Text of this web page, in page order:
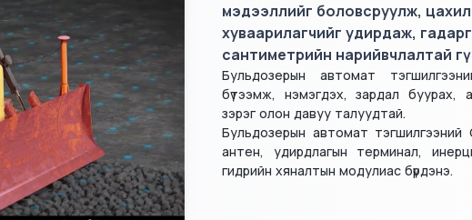
мэдээллийг боловсруулж,
хуваарилагчийг удирдаж,
сантиметрийн нарийвчлалтай
Бульдозерын автомат
бүтээмж, нэмэгдэх, зардал буурах,
зэрэг олон давуу талуудтай.
Бульдозерын автомат
антен, удирдлагын терминал,
гидрийн хяналтын модулиас бүрдэнэ.